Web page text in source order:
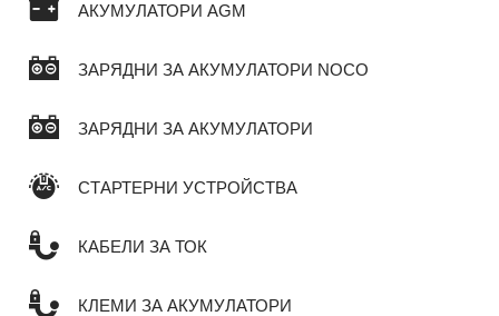
АКУМУЛАТОРИ AGM
ЗАРЯДНИ ЗА АКУМУЛАТОРИ NOCO
ЗАРЯДНИ ЗА АКУМУЛАТОРИ
СТАРТЕРНИ УСТРОЙСТВА
КАБЕЛИ ЗА ТОК
КЛЕМИ ЗА АКУМУЛАТОРИ